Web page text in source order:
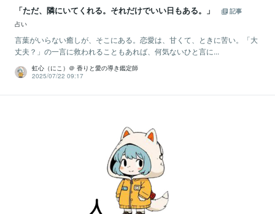
「ただ、隣にいてくれる。それだけでいい日もある。」
記事
占い
言葉がいらない癒しが、そこにある。恋愛は、甘くて、ときに苦い。「大
丈夫？」の一言に救われることもあれば、何気ないひと言に...
虹心（にこ）＠ 香りと愛の導き鑑定師
2025/07/22 09:17